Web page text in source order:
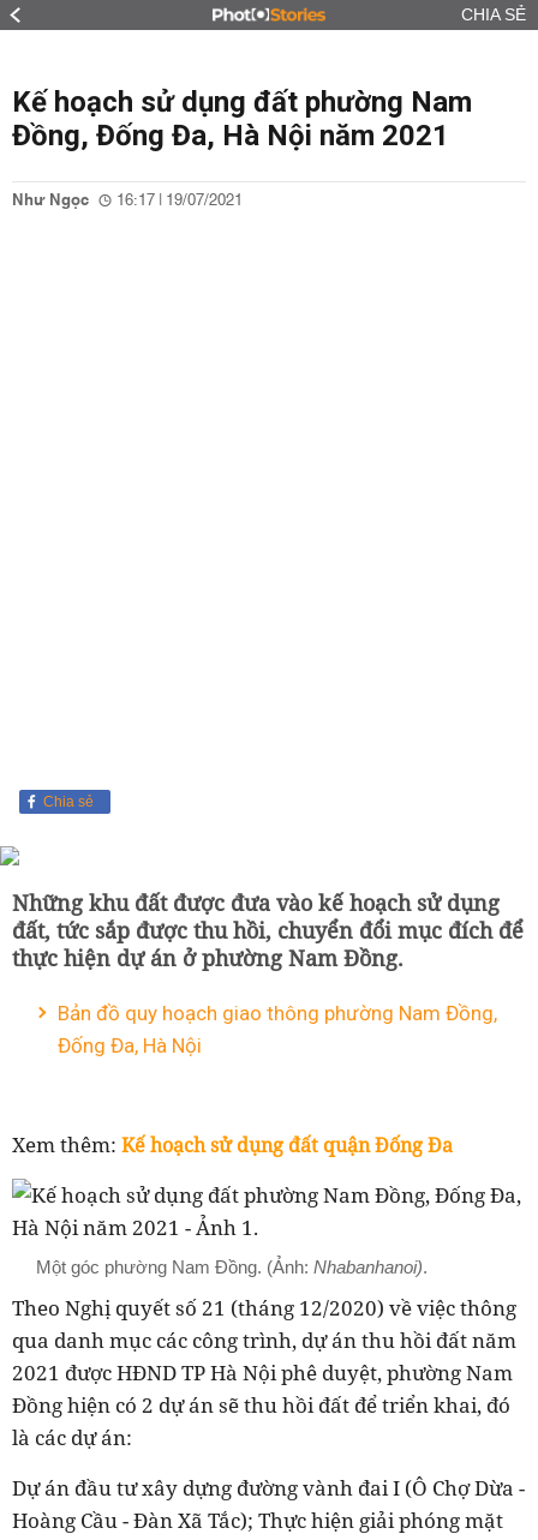
CHIA SẺ
Kế hoạch sử dụng đất phường Nam
Đồng, Đống Đa, Hà Nội năm 2021
Như Ngọc 16:17 | 19/07/2021
Chia sẻ
Những khu đất được đưa vào kế hoạch sử dụng
đất, tức sắp được thu hồi, chuyển đổi mục đích để
thực hiện dự án ở phường Nam Đồng.
Bản đồ quy hoạch giao thông phường Nam Đồng,
Đống Đa, Hà Nội
Xem thêm: Kế hoạch sử dụng đất quận Đống Đa
Một góc phường Nam Đồng. (Ảnh: Nhabanhanoi).
Theo Nghị quyết số 21 (tháng 12/2020) về việc thông
qua danh mục các công trình, dự án thu hồi đất năm
2021 được HĐND TP Hà Nội phê duyệt, phườngNam
Đồnghiện có 2 dự án sẽ thu hồi đất để triển khai, đó
là các dự án:
Dự án đầu tư xây dựng đường vành đai I (Ô Chợ Dừa -
Hoàng Cầu - Đàn Xã Tắc); Thực hiện giải phóng mặt